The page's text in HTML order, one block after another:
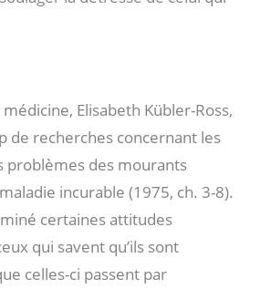
Elisabeth Kübler-Ross,
de recherches concernant les
problèmes des mourants
incurable (1975, ch. 3-8).
certaines attitudes
qui savent qu’ils sont
celles-ci passent par